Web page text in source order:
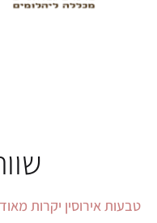
טבעות אירוסין יקרות מאוד